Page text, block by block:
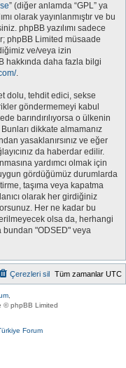
” (diğer anlamda “GPL” ya
olarak yayınlanmıştır ve bu
phpBB yazılımı sadece
phpBB Limited müsaade
ve/veya izin
hakkında daha fazla bilgi
.
dolu, tehdit edici, sekse
göndermemeyi kabul
barındırılıyorsa o ülkenin
dikkate almamanız
yasaklanırsınız ve eğer
da haberdar edilir.
yardımcı olmak için
gördüğümüz durumlarda
taşıma veya kapatma
olarak her girdiğiniz
Her ne kadar bu
olsa da, herhangi
bundan "ODSED" veya
Tüm zamanlar UTC
Çerezleri sil
© phpBB Limited
Forum